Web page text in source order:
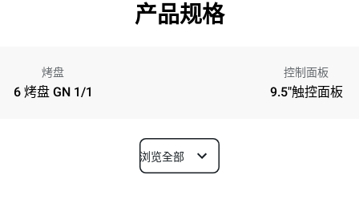
产品规格
烤盘
6 烤盘 GN 1/1
控制面板
9.5"触控面板
浏览全部